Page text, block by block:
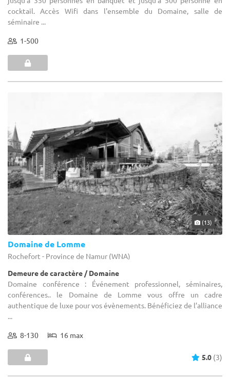
cocktail. Accès Wifi dans l'ensemble du Domaine, salle de
séminaire ...
1-500
(13)
Domaine de Lomme
Rochefort - Province de Namur (WNA)
Demeure de caractère / Domaine
Domaine conférence : Événement professionnel, séminaires,
conférences.. le Domaine de Lomme vous offre un cadre
authentique de luxe pour vos évènements. Bénéficiez de l’alliance
...
8-130 16 max
5.0 (3)